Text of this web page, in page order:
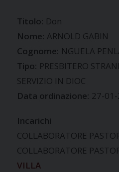
Titolo: Don
Nome: ARNOLD GABIN
Cognome: NGUELA
Tipo: PRESBITERO
SERVIZIO IN DIOC
Data ordinazione: 27-
Incarichi
COLLABORATORE
COLLABORATORE
VILLA